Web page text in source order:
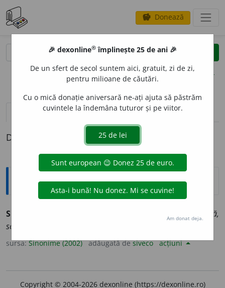
savings Donează
clear
opțiuni
definiții (1) pronunțievolume_up (14)
Definiția cu ID-ul 209615:
Sinonime
SICR
comodă, cufăr, cutie, dulap, garderob, ladă,
scrin, sertar, șifonier.
sursa:Sinonime (2002) adăugată desiveco acțiuni
Copyright © 2004-2026 dexonline (https://dexonline.ro)
🎉 dexonline® împlinește 25 de ani 🎉
De un sfert de secol suntem aici, gratuit, zi de zi,
pentru milioane de căutări.
Cu o mică donație aniversară ne-ați ajuta să păstrăm
cuvintele la îndemâna tuturor și pe viitor.
Am donat deja.